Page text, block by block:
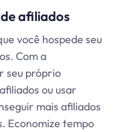
afiliados
você hospede seu
Com a
seu próprio
ou usar
mais afiliados
Economize tempo